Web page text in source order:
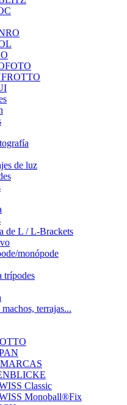
de luz
de L / L-Brackets
monópode
trípodes
terrajas...
Classic
Monoball®Fix